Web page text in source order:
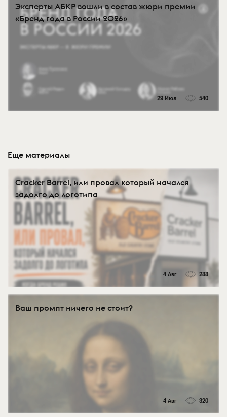
Эксперты АБКР вошли в состав жюри премии
«Бренд года в России 2026»
29 Июл 540
Еще материалы
Cracker Barrel, или провал который начался
задолго до логотипа
4 Авг 288
Ваш промпт ничего не стоит?
4 Авг 320